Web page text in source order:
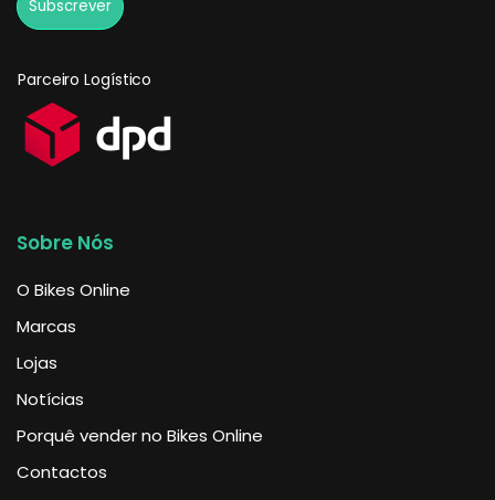
Parceiro Logístico
Sobre Nós
O Bikes Online
Marcas
Lojas
Notícias
Porquê vender no Bikes Online
Contactos